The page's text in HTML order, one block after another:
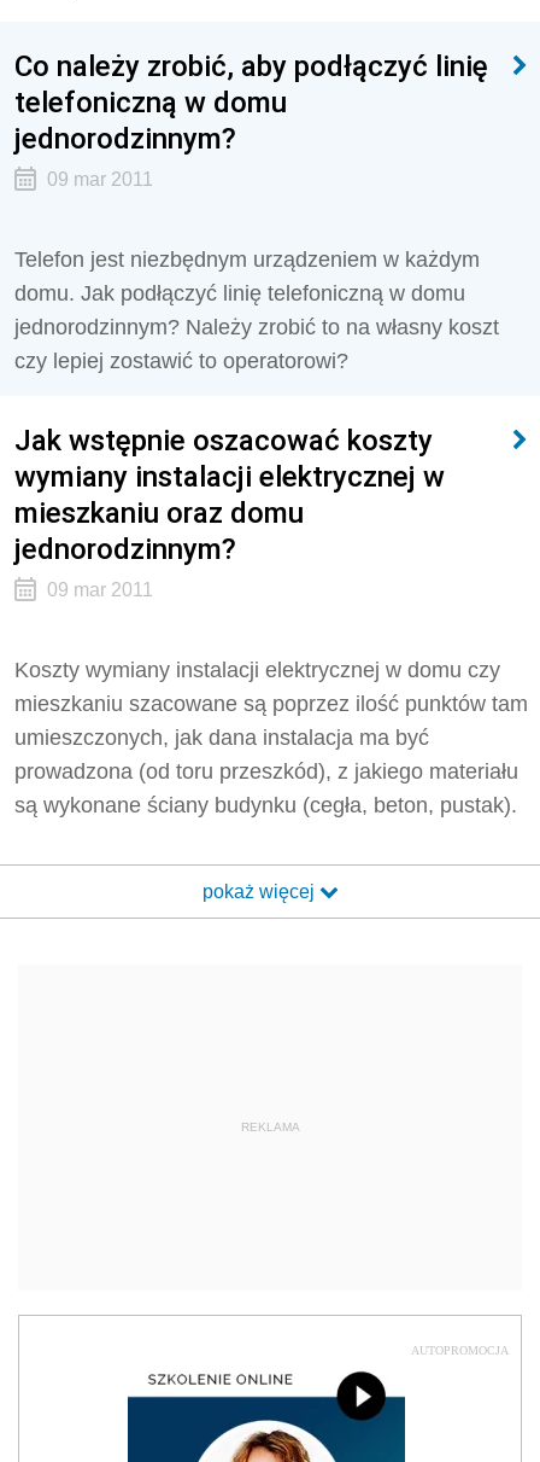
Co należy zrobić, aby podłączyć linię
telefoniczną w domu
jednorodzinnym?
09 mar 2011
Telefon jest niezbędnym urządzeniem w każdym
domu. Jak podłączyć linię telefoniczną w domu
jednorodzinnym? Należy zrobić to na własny koszt
czy lepiej zostawić to operatorowi?
Jak wstępnie oszacować koszty
wymiany instalacji elektrycznej w
mieszkaniu oraz domu
jednorodzinnym?
09 mar 2011
Koszty wymiany instalacji elektrycznej w domu czy
mieszkaniu szacowane są poprzez ilość punktów tam
umieszczonych, jak dana instalacja ma być
prowadzona (od toru przeszkód), z jakiego materiału
są wykonane ściany budynku (cegła, beton, pustak).
pokaż więcej
REKLAMA
AUTOPROMOCJA